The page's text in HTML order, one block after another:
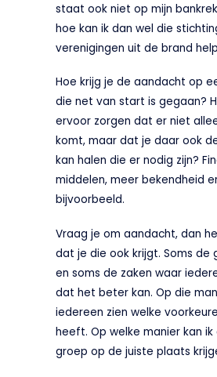
staat ook niet op mijn
hoe kan ik dan wel die
verenigingen uit de brand
Hoe krijg je de aandacht op
die net van start is gegaan?
ervoor zorgen dat er niet
komt, maar dat je daar ook
kan halen die er nodig zijn?
middelen, meer bekendheid
bijvoorbeeld.
Vraag je om aandacht, dan
dat je die ook krijgt. Soms de
en soms de zaken waar
dat het beter kan. Op die
iedereen zien welke
heeft. Op welke manier kan ik
groep op de juiste plaats